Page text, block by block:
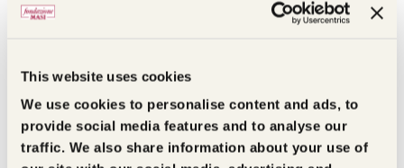
This website uses cookies
We use cookies to personalise content and ads, to
provide social media features and to analyse our
traffic. We also share information about your use of
Scopri le foto e i video della cerimonia tenutasi in
diretta streaming dalla pieve di San Giorgio in
Valpolicella